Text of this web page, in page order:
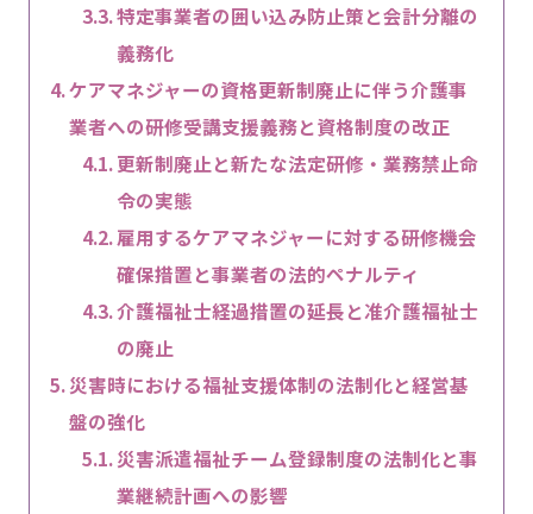
特定事業者の囲い込み防止策と会計分離の
義務化
ケアマネジャーの資格更新制廃止に伴う介護事
業者への研修受講支援義務と資格制度の改正
更新制廃止と新たな法定研修・業務禁止命
令の実態
雇用するケアマネジャーに対する研修機会
確保措置と事業者の法的ペナルティ
介護福祉士経過措置の延長と准介護福祉士
の廃止
災害時における福祉支援体制の法制化と経営基
盤の強化
災害派遣福祉チーム登録制度の法制化と事
業継続計画への影響